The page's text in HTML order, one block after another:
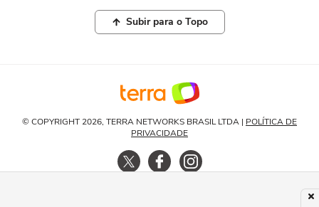
Subir para o Topo
© COPYRIGHT 2026, TERRA NETWORKS BRASIL LTDA | POLÍTICA DE
PRIVACIDADE